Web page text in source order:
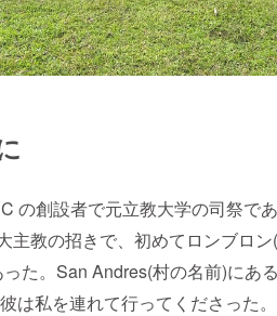
の創設者で元立教大学の司祭で
主教の招きで、初めてロンブロ
た。San Andres(村の名前)にあ
は私を連れて行ってくださった